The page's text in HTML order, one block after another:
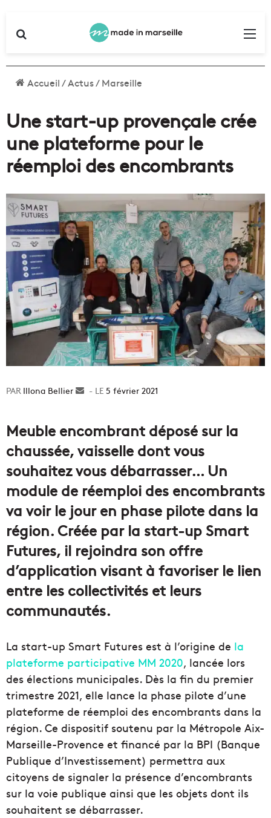
Accueil/Actus/Marseille
Une start-up provençale crée
une plateforme pour le
réemploi des encombrants
Illona Bellier
Envoyer5 février 2021
Meuble encombrant déposé sur la
chaussée, vaisselle dont vous
souhaitez vous débarrasser… Un
module de réemploi des encombrants
va voir le jour en phase pilote dans la
région. Créée par la start-up Smart
Futures, il rejoindra son offre
d’application visant à favoriser le lien
entre les collectivités et leurs
communautés.
La start-up Smart Futures est à l’origine de la
plateforme participative MM 2020, lancée lors
des élections municipales. Dès la fin du premier
trimestre 2021, elle lance la phase pilote d’une
plateforme de réemploi des encombrants dans la
région. Ce dispositif soutenu par la Métropole Aix-
Marseille-Provence et financé par la BPI (Banque
Publique d’Investissement) permettra aux
citoyens de signaler la présence d’encombrants
sur la voie publique ainsi que les objets dont ils
souhaitent se débarrasser.